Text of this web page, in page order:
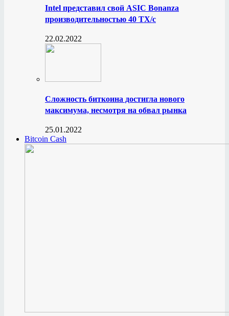
Intel представил свой ASIC Bonanza
производительностью 40 ТХ/с
22.02.2022
Сложность биткоина достигла нового
максимума, несмотря на обвал рынка
25.01.2022
Bitcoin Cash